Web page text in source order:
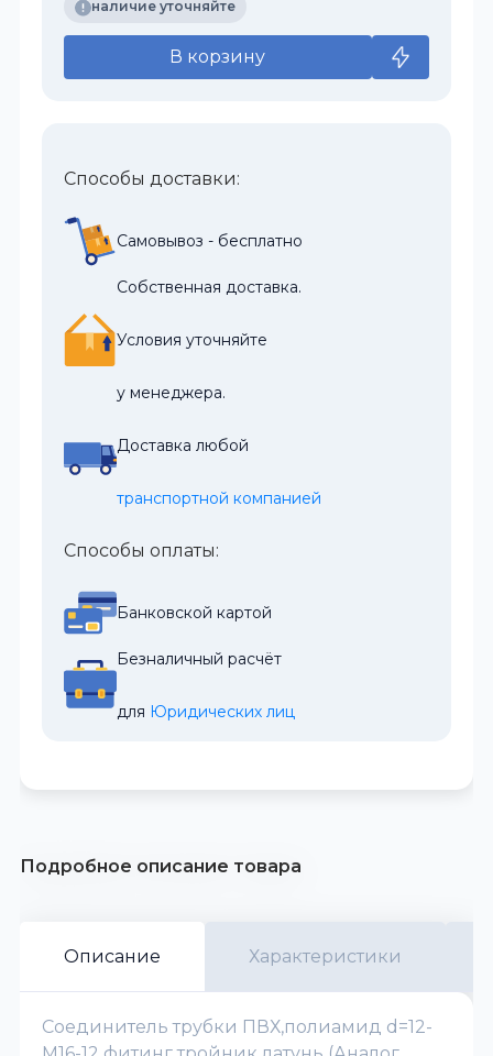
наличие уточняйте
В корзину
Способы доставки:
Самовывоз - бесплатно
Собственная доставка.
Условия уточняйте
у менеджера.
Доставка любой
транспортной компанией
Способы оплаты:
Банковской картой
Безналичный расчёт
для Юридических лиц
Подробное описание товара
Описание Характеристики
Соединитель трубки ПВХ,полиамид d=12-